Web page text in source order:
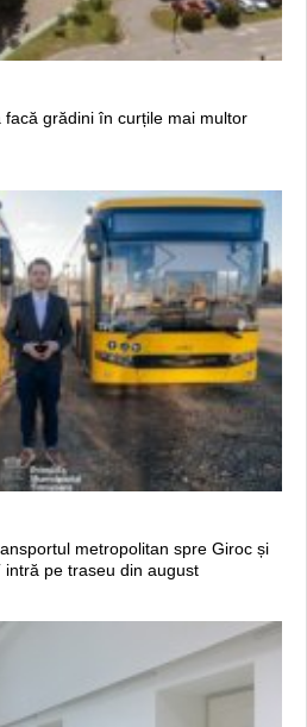
grădini în curțile mai multor
metropolitan spre Giroc și
intră pe traseu din august